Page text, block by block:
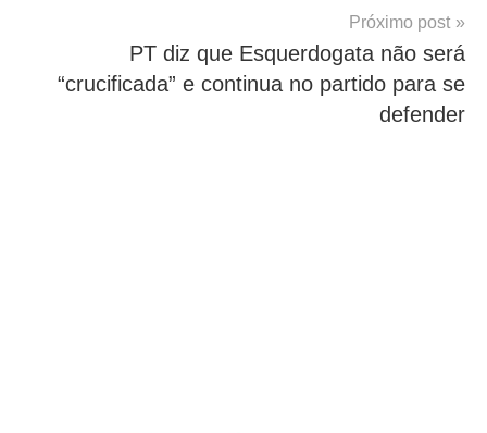
Próximo post
PT diz que Esquerdogata não será
“crucificada” e continua no partido para se
defender